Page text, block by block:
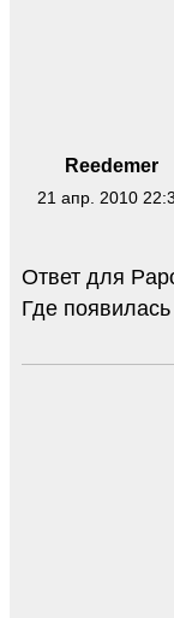
Reedemer
21 апр. 2010
Ответ для
Где появилась